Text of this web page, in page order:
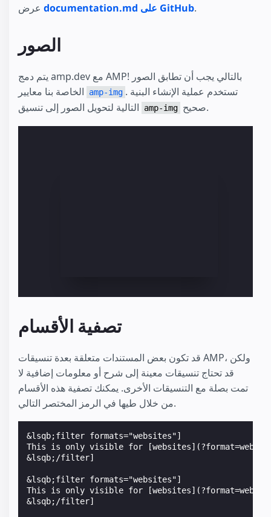
documentation.md على GitHub.
الصور
يتم دمج amp.dev مع AMP! بالتالي يجب أن تطابق الصور
amp-img . تستخدم عملية الإنشاء البنية
amp-img صحيح.
تصفية الأقسام
قد تكون بعض المستندات متعلقة بعدة تنسيقات AMP، ولكن
قد تحتاج تنسيقات معينة إلى شرح أو معلومات إضافية لا
تمت بصلة مع التنسيقات الأخرى. يمكنك تصفية هذه الأقسام
من خلال طيها في الرمز المختصر التالي.
&lsqb;filter formats="websites"]
This is only visible for
&lsqb;/filter]
&lsqb;filter formats="websites"]
This is only visible for
&lsqb;/filter]